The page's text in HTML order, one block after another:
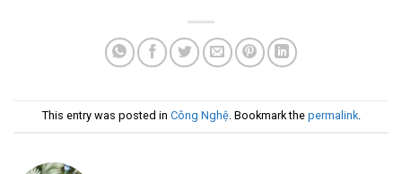
This entry was posted in Công Nghệ. Bookmark the permalink.